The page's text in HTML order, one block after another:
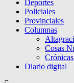
Deportes
Policiales
Provinciales
Columnas
Cosas
Diario digital